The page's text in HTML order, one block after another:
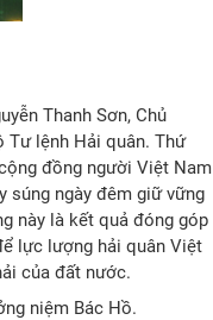
Thanh Sơn, Chủ
Tư lệnh Hải quân. Thứ
đồng người Việt Nam
súng ngày đêm giữ vững
này là kết quả đóng góp
lực lượng hải quân Việt
của đất nước.
niệm Bác Hồ.